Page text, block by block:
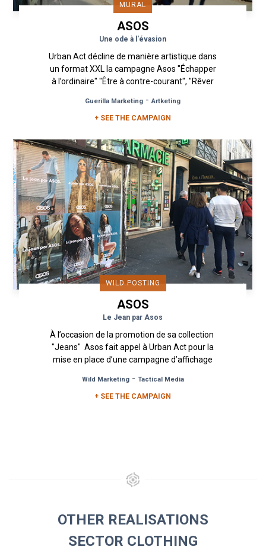
MURAL
ASOS
Une ode à l'évasion
Urban Act décline de manière artistique dans
un format XXL la campagne Asos "Échapper
à l’ordinaire" "Être à contre-courant", "Rêver
Guerilla Marketing -Artketing
+ SEE THE CAMPAIGN
WILD POSTING
ASOS
Le Jean par Asos
À l’occasion de la promotion de sa collection
"Jeans" Asos fait appel à Urban Act pour la
mise en place d’une campagne d’affichage
Wild Marketing- Tactical Media
+ SEE THE CAMPAIGN
OTHER REALISATIONS
SECTOR CLOTHING